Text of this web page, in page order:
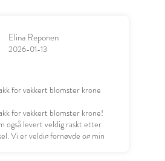
Elina Reponen
2026-01-13
for vakkert blomster krone
for vakkert blomster krone!
også levert veldig raskt etter
Vi er veldig fornøyde og min